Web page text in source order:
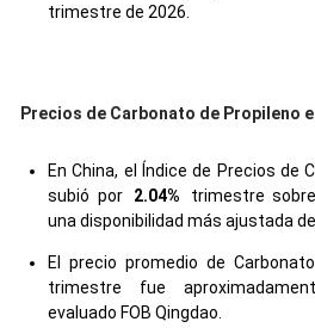
trimestre de 2026.
Precios de Carbonato de Propileno
En China, el Índice de Precios de
subió por
2.04%
trimestre
una disponibilidad más ajustada
El precio promedio de
trimestre fue
evaluado FOB Qingdao.